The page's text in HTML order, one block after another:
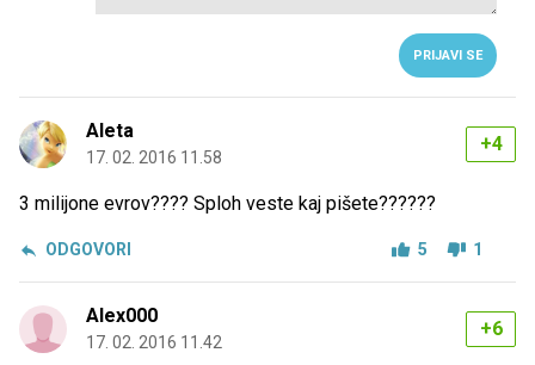
PRIJAVI SE
Aleta
17. 02. 2016 11.58
+4
3 milijone evrov???? Sploh veste kaj pišete??????
ODGOVORI 5 1
Alex000
17. 02. 2016 11.42
+6